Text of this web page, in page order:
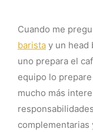
Cuando me
barista y un head
uno prepara el
equipo lo
mucho más